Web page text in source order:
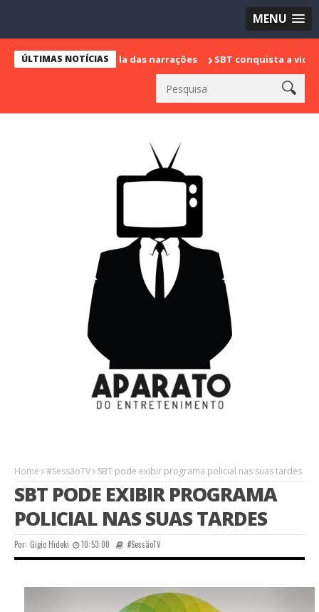
MENU
ÚLTIMAS NOTÍCIAS
sua despedida das narrações SBT conquista a vice
Home #SessãoTV SBT pode exibir programa policial nas suas tardes
SBT PODE EXIBIR PROGRAMA
POLICIAL NAS SUAS TARDES
Por: Gigio Hideki 10:53:00 #SessãoTV